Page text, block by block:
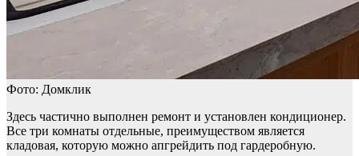
Фото: Домклик
Здесь частично выполнен ремонт и установлен кондиционер.
Все три комнаты отдельные, преимуществом является
кладовая, которую можно апгрейдить под гардеробную.